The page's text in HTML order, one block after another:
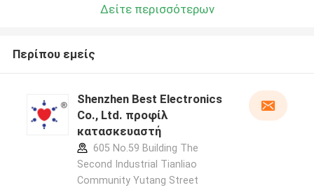
Δείτε περισσότερων
Περίπου εμείς
Shenzhen Best Electronics
Co., Ltd. προφίλ
κατασκευαστή
605 No.59 Building The
Second Industrial Tianliao
Community Yutang Street